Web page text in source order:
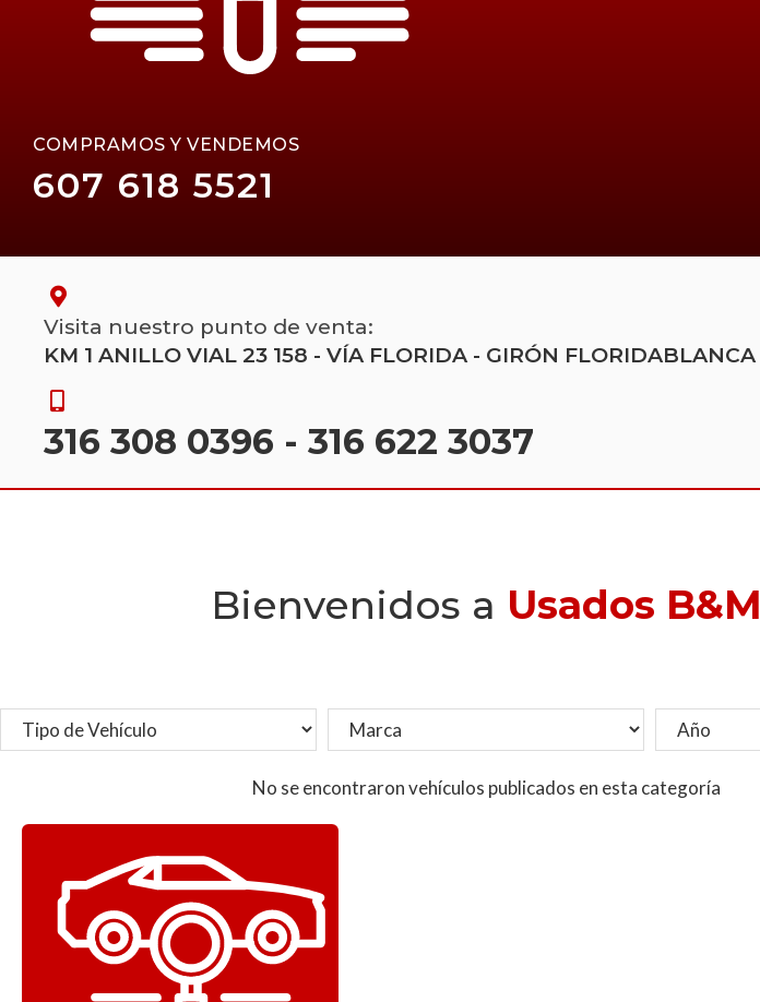
COMPRAMOS Y VENDEMOS
607 618 5521
Visita nuestro punto de venta:
KM 1 ANILLO VIAL 23 158 - VÍA FLORIDA - GIRÓN FLORIDABLANCA
316 308 0396 - 316 622 3037
Bienvenidos a Usados B&M
No se encontraron vehículos publicados en esta categoría